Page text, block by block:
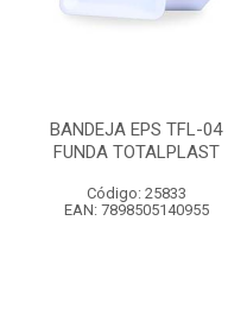
BANDEJA EPS TFL-04
FUNDA TOTALPLAST
Código: 25833
EAN: 7898505140955